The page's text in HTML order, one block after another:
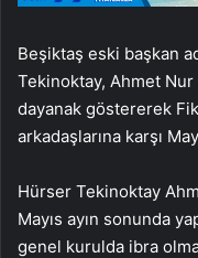
Beşiktaş eski başkan
Tekinoktay, Ahmet Nur
dayanak göstererek
arkadaşlarına karşı
Hürser Tekinoktay
Mayıs ayın sonunda
genel kurulda ibra